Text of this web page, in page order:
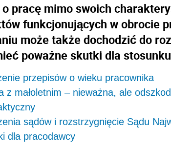
o pracę mimo swoich
funkcjonujących w obrocie
może także dochodzić do
poważne skutki dla
przepisów o wieku pracownika
z małoletnim – nieważna, ale
sądów i rozstrzygnięcie Sądu
dla pracodawcy